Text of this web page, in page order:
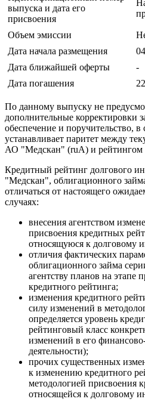
выпуска и дата его
присвоения
Объем эмиссии
Дата начала размещения
Дата ближайшей оферты
-
Дата погашения
По данному выпуску не
дополнительные корректировки
обеспечение и поручительство, в
устанавливает паритет между
АО "Медскан" (ruA) и рейтингом
Кредитный рейтинг долгового
"Медскан", облигационного
отличаться от настоящего
случаях:
внесения агентством
присвоения кредитных
относящуюся к долговому
отличия фактических
облигационного займа
агентству планов на этапе
кредитного рейтинга;
изменения кредитного
силу изменений в
определяется уровень
рейтинговый класс
изменений в его
деятельности);
прочих существенных
к изменению кредитного
методологией присвоения
относящейся к долговому